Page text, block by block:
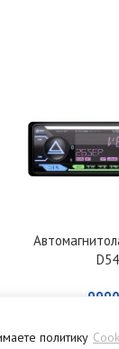
политику